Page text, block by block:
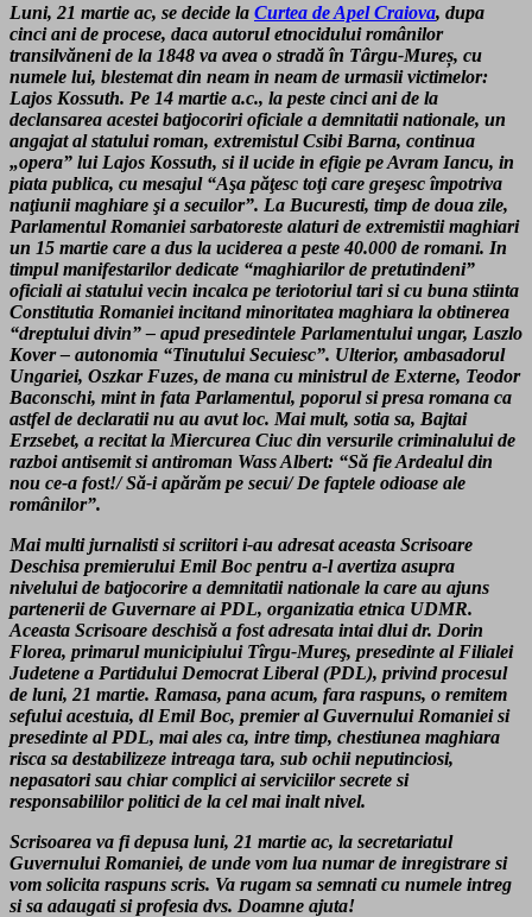
Luni, 21 martie ac, se decide la Curtea de Apel Craiova, dupa
cinci ani de procese, daca autorul etnocidului românilor
transilvăneni de la 1848 va avea o stradă în Târgu-Mureș, cu
numele lui, blestemat din neam in neam de urmasii victimelor:
Lajos Kossuth. Pe 14 martie a.c., la peste cinci ani de la
declansarea acestei batjocoriri oficiale a demnitatii nationale, un
angajat al statului roman, extremistul Csibi Barna, continua
„opera” lui Lajos Kossuth, si il ucide in efigie pe Avram Iancu, in
piata publica, cu mesajul “Aşa păţesc toţi care greşesc împotriva
naţiunii maghiare şi a secuilor”. La Bucuresti, timp de doua zile,
Parlamentul Romaniei sarbatoreste alaturi de extremistii maghiari
un 15 martie care a dus la uciderea a peste 40.000 de romani. In
timpul manifestarilor dedicate “maghiarilor de pretutindeni”
oficiali ai statului vecin incalca pe teriotoriul tari si cu buna stiinta
Constitutia Romaniei incitand minoritatea maghiara la obtinerea
“dreptului divin” – apud presedintele Parlamentului ungar, Laszlo
Kover – autonomia “Tinutului Secuiesc”. Ulterior, ambasadorul
Ungariei, Oszkar Fuzes, de mana cu ministrul de Externe, Teodor
Baconschi, mint in fata Parlamentul, poporul si presa romana ca
astfel de declaratii nu au avut loc. Mai mult, sotia sa, Bajtai
Erzsebet, a recitat la Miercurea Ciuc din versurile criminalului de
razboi antisemit si antiroman Wass Albert: “Să fie Ardealul din
nou ce-a fost!/ Să-i apărăm pe secui/ De faptele odioase ale
românilor”.
Mai multi jurnalisti si scriitori i-au adresat aceasta Scrisoare
Deschisa premierului Emil Boc pentru a-l avertiza asupra
nivelului de batjocorire a demnitatii nationale la care au ajuns
partenerii de Guvernare ai PDL, organizatia etnica UDMR.
Aceasta Scrisoare deschisă a fost adresata intai dlui dr. Dorin
Florea, primarul municipiului Tîrgu-Mureş, presedinte al Filialei
Judetene a Partidului Democrat Liberal (PDL), privind procesul
de luni, 21 martie. Ramasa, pana acum, fara raspuns, o remitem
sefului acestuia, dl Emil Boc, premier al Guvernului Romaniei si
presedinte al PDL, mai ales ca, intre timp, chestiunea maghiara
risca sa destabilizeze intreaga tara, sub ochii neputinciosi,
nepasatori sau chiar complici ai serviciilor secrete si
responsabililor politici de la cel mai inalt nivel.
Scrisoarea va fi depusa luni, 21 martie ac, la secretariatul
Guvernului Romaniei, de unde vom lua numar de inregistrare si
vom solicita raspuns scris. Va rugam sa semnati cu numele intreg
si sa adaugati si profesia dvs. Doamne ajuta!